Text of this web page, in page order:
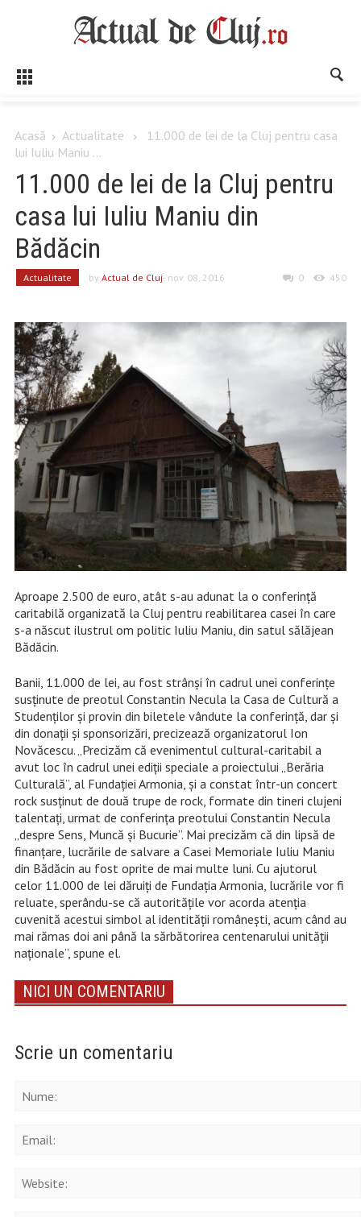
Acasă Actualitate
11.000 de lei de la Cluj pentru casa
lui Iuliu Maniu ...
11.000 de lei de la Cluj pentru
casa lui Iuliu Maniu din
Bădăcin
Actualitate by Actual de Cluj- nov. 08, 2016 0 450
Aproape 2.500 de euro, atât s-au adunat la o conferință
caritabilă organizată la Cluj pentru reabilitarea casei în care
s-a născut ilustrul om politic Iuliu Maniu, din satul sălăjean
Bădăcin.
Banii, 11.000 de lei, au fost strânși în cadrul unei conferințe
susținute de preotul Constantin Necula la Casa de Cultură a
Studenților și provin din biletele vândute la conferință, dar și
din donații și sponsorizări, precizează organizatorul Ion
Novăcescu. „Precizăm că evenimentul cultural-caritabil a
avut loc în cadrul unei ediții speciale a proiectului „Berăria
Culturală”, al Fundației Armonia, și a constat într-un concert
rock susținut de două trupe de rock, formate din tineri clujeni
talentați, urmat de conferința preotului Constantin Necula
„despre Sens, Muncă și Bucurie”. Mai precizăm că din lipsă de
finanțare, lucrările de salvare a Casei Memoriale Iuliu Maniu
din Bădăcin au fost oprite de mai multe luni. Cu ajutorul
celor 11.000 de lei dăruiți de Fundația Armonia, lucrările vor fi
reluate, sperându-se că autoritățile vor acorda atenția
cuvenită acestui simbol al identității românești, acum când au
mai rămas doi ani până la sărbătorirea centenarului unității
naționale”, spune el.
NICI UN COMENTARIU
Scrie un comentariu